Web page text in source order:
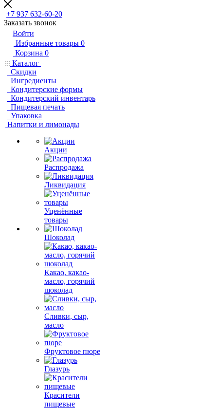
+7 937 632-60-20
Заказать звонок
Войти
Избранные товары 0
Корзина 0
Каталог
Скидки
Ингредиенты
Кондитерские формы
Кондитерский инвентарь
Пищевая печать
Упаковка
Напитки и лимонады
Акции
Распродажа
Ликвидация
Уценённые
товары
Шоколад
Какао, какао-
масло, горячий
шоколад
Сливки, сыр,
масло
Фруктовое пюре
Глазурь
Красители
пищевые